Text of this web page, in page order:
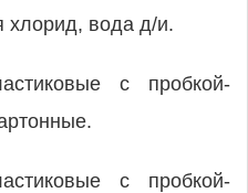
хлорид, вода д/и.
с пробкой-
с пробкой-